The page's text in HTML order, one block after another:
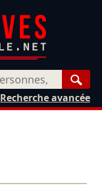
Recherche avancée